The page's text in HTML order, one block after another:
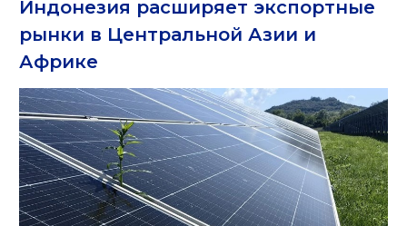
Индонезия расширяет экспортные
рынки в Центральной Азии и
Африке